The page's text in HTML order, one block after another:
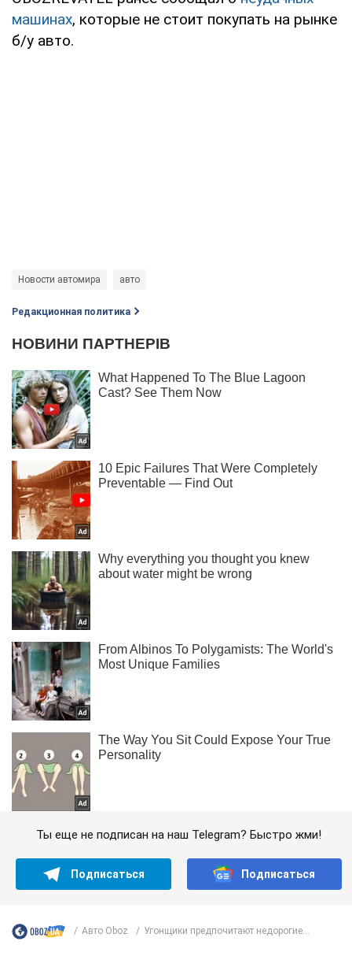
машинах, которые не стоит покупать на рынке
б/у авто.
Новости автомира авто
Редакционная политика
Ты еще не подписан на наш Telegram? Быстро жми!
Подписаться Подписаться
Авто Oboz Угонщики предпочитают недорогие...